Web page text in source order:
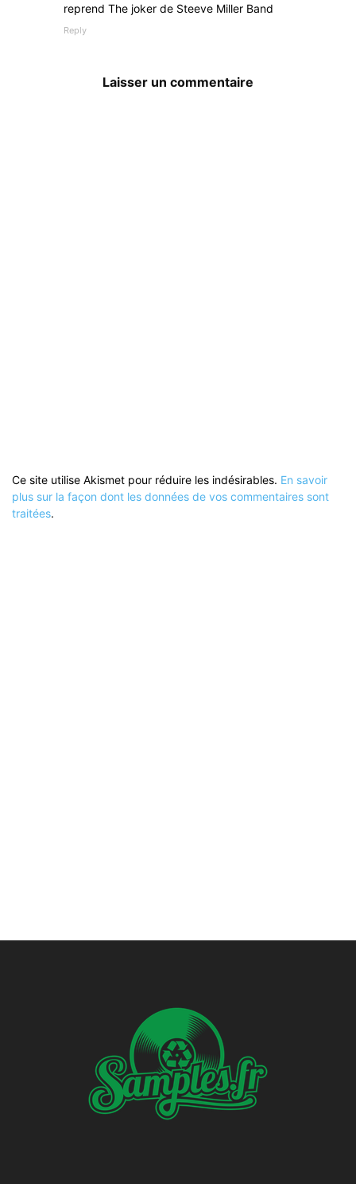
reprend The joker de Steeve Miller Band
Reply
Laisser un commentaire
Ce site utilise Akismet pour réduire les indésirables. En savoir
plus sur la façon dont les données de vos commentaires sont
traitées.